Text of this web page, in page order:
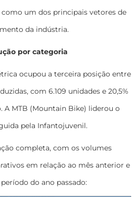
como um dos principais vetores de
da indústria.
por categoria
ocupou a terceira posição entre
com 6.109 unidades e 20,5%
A MTB (Mountain Bike) liderou o
pela Infantojuvenil.
completa, com os volumes
em relação ao mês anterior e
do ano passado: